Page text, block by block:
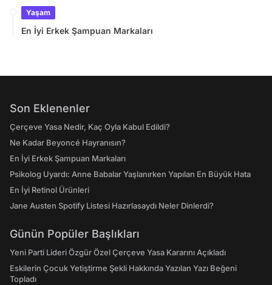
Yaşam
En İyi Erkek Şampuan Markaları
Son Eklenenler
Çerçeve Yasa Nedir, Kaç Oyla Kabul Edildi?
Ne Kadar Beyoncé Hayranısın?
En İyi Erkek Şampuan Markaları
Psikolog Uyardı: Anne Babalar Yaşlanırken Yapılan En Büyük Hata
En İyi Retinol Ürünleri
Jane Austen Spotify Listesi Hazırlasaydı Neler Dinlerdi?
Günün Popüler Başlıkları
Yeni Parti Lideri Özgür Özel Çerçeve Yasa Kararını Açıkladı
Eskilerin Çocuk Yetiştirme Şekli Hakkında Yazılan Yazı Beğeni
Topladı